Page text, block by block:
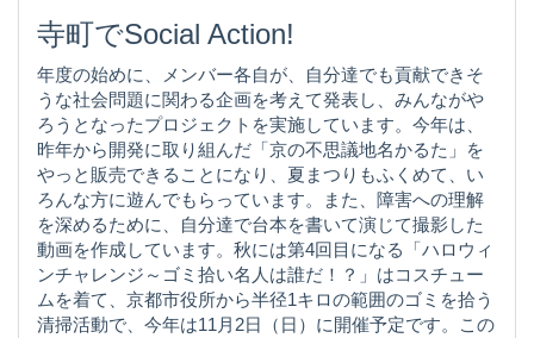
寺町でSocial Action!
年度の始めに、メンバー各自が、自分達でも貢献できそ
うな社会問題に関わる企画を考えて発表し、みんながや
ろうとなったプロジェクトを実施しています。今年は、
昨年から開発に取り組んだ「京の不思議地名かるた」を
やっと販売できることになり、夏まつりもふくめて、い
ろんな方に遊んでもらっています。また、障害への理解
を深めるために、自分達で台本を書いて演じて撮影した
動画を作成しています。秋には第4回目になる「ハロウィ
ンチャレンジ～ゴミ拾い名人は誰だ！？」はコスチュー
ムを着て、京都市役所から半径1キロの範囲のゴミを拾う
清掃活動で、今年は11月2日（日）に開催予定です。この